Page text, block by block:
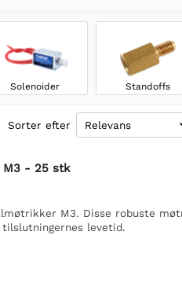
Solenoider Standoffs
Sorter efter
M3 - 25 stk
M3. Disse robuste
levetid.